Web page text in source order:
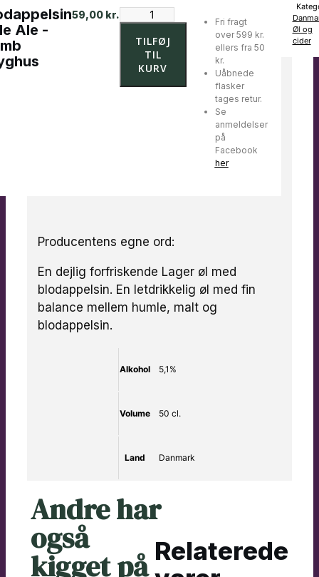
Ale -
59,00 kr. Blodappelsin
Pale
Vemb
antal
TILFØJ
TIL
KURV
Fri fragt
over 599 kr.
ellers fra 50
kr.
Uåbnede
flasker
tages retur.
Se
anmeldelser
på
Facebook
her
Øl og
cider
Producentens egne ord:
En dejlig forfriskende Lager øl med
blodappelsin. En letdrikkelig øl med fin
balance mellem humle, malt og
blodappelsin.
Alkohol 5,1%
Volume 50 cl.
Land Danmark
Andre har
også
kigget på Relaterede